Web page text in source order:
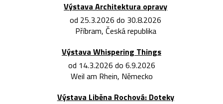
Výstava Architektura opravy
od 25.3.2026 do 30.8.2026
Příbram, Česká republika
Výstava Whispering Things
od 14.3.2026 do 6.9.2026
Weil am Rhein, Německo
Výstava Liběna Rochová: Doteky